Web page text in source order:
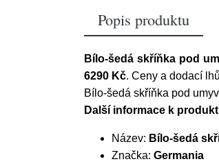
Popis produktu
Bílo-šedá skříňka pod
6290 Kč. Ceny a dodací
Bílo-šedá skříňka pod
Další informace k
Název: Bílo-šedá
Značka: Germania